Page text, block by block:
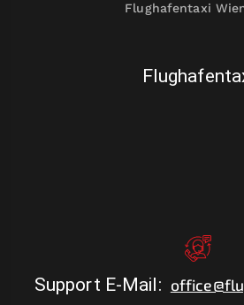
Flughafentaxi
Support E-Mail: